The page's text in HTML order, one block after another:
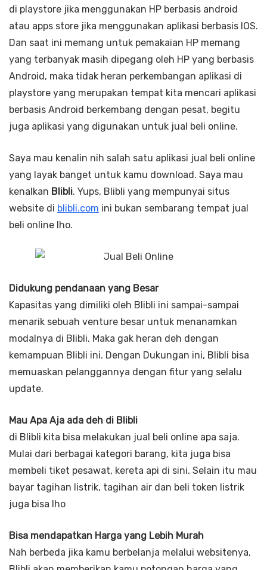
di playstore jika menggunakan HP berbasis android
atau apps store jika menggunakan aplikasi berbasis IOS.
Dan saat ini memang untuk pemakaian HP memang
yang terbanyak masih dipegang oleh HP yang berbasis
Android, maka tidak heran perkembangan aplikasi di
playstore yang merupakan tempat kita mencari aplikasi
berbasis Android berkembang dengan pesat, begitu
juga aplikasi yang digunakan untuk jual beli online.
Saya mau kenalin nih salah satu aplikasi jual beli online
yang layak banget untuk kamu download. Saya mau
kenalkan Blibli. Yups, Blibli yang mempunyai situs
website di blibli.com ini bukan sembarang tempat jual
beli online lho.
Didukung pendanaan yang Besar
Kapasitas yang dimiliki oleh Blibli ini sampai-sampai
menarik sebuah venture besar untuk menanamkan
modalnya di Blibli. Maka gak heran deh dengan
kemampuan Blibli ini. Dengan Dukungan ini, Blibli bisa
memuaskan pelanggannya dengan fitur yang selalu
update.
Mau Apa Aja ada deh di Blibli
di Blibli kita bisa melakukan jual beli online apa saja.
Mulai dari berbagai kategori barang, kita juga bisa
membeli tiket pesawat, kereta api di sini. Selain itu mau
bayar tagihan listrik, tagihan air dan beli token listrik
juga bisa lho
Bisa mendapatkan Harga yang Lebih Murah
Nah berbeda jika kamu berbelanja melalui websitenya,